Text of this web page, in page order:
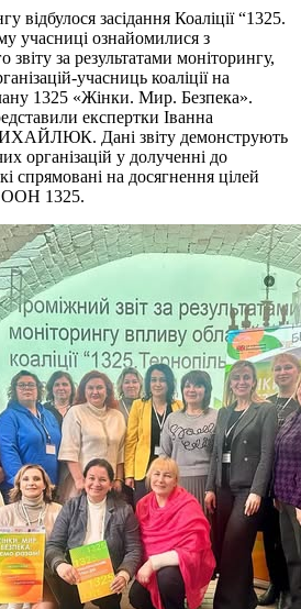
відбулося засідання Коаліції “1325.
учасниці ознайомилися з
за результатами моніторингу,
учасниць коаліції на
1325 «Жінки. Мир. Безпека».
експертки Іванна
Дані звіту демонструють
організацій у долученні до
спрямовані на досягнення цілей
ООН 1325.